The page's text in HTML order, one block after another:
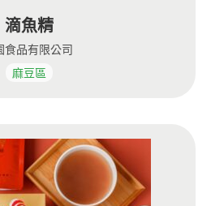
滴魚精
食品有限公司
麻豆區